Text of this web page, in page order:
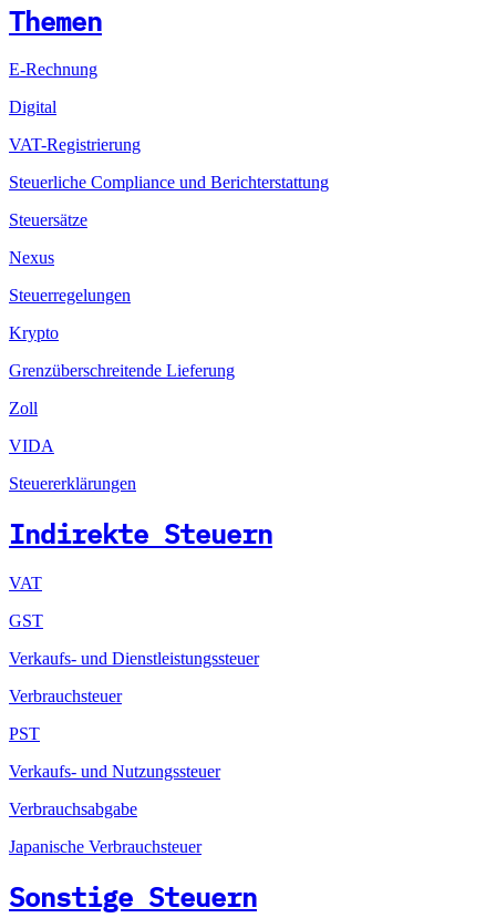
Themen
E-Rechnung
Digital
VAT-Registrierung
Steuerliche Compliance und Berichterstattung
Steuersätze
Nexus
Steuerregelungen
Krypto
Grenzüberschreitende Lieferung
Zoll
VIDA
Steuererklärungen
Indirekte Steuern
VAT
GST
Verkaufs- und Dienstleistungssteuer
Verbrauchsteuer
PST
Verkaufs- und Nutzungssteuer
Verbrauchsabgabe
Japanische Verbrauchsteuer
Sonstige Steuern